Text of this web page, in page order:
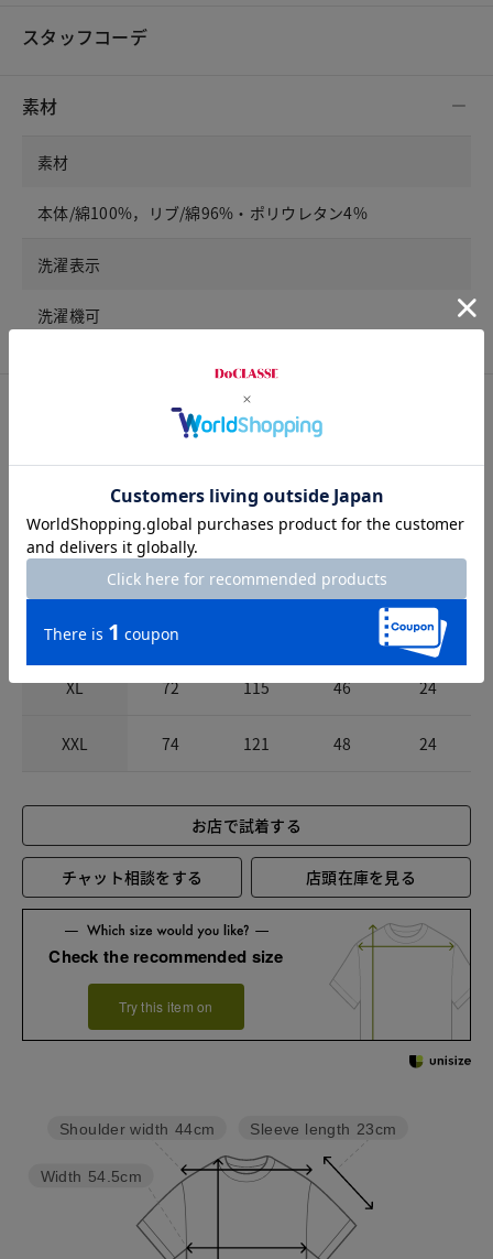
スタッフコーデ
素材
素材
本体/綿100%，リブ/綿96%・ポリウレタン4%
洗濯表示
洗濯機可
サイズガイドは
サイズ 着丈 胸囲 肩幅 袖丈
S 66 97 40 21
68 103 42
L 70 23
XL 72 115 46 24
XXL 74 121 48 24
お店で試着する
チャット相談をする 店頭在庫を見る
Check the recommended size
Try this item on
Sleeve length 23cm
Width 54.5cm
Shoulder width 44cm